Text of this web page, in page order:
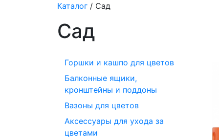
Каталог / Сад
Сад
Горшки и кашпо для цветов
Балконные ящики,
кронштейны и поддоны
Вазоны для цветов
Аксессуары для ухода за
цветами